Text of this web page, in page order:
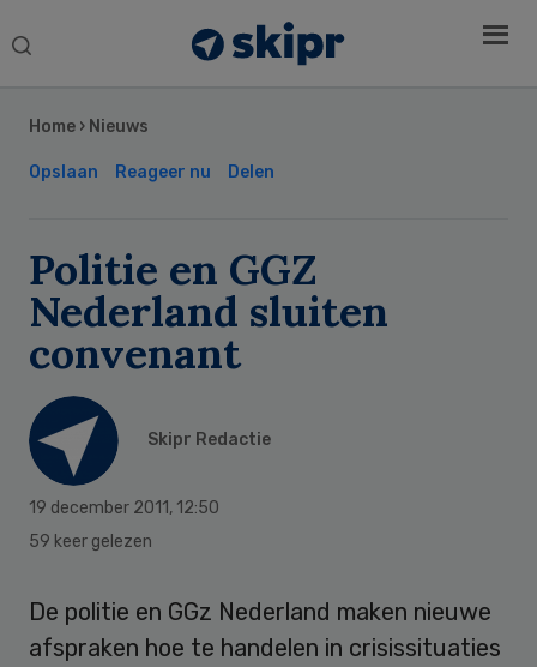
Search
Home › Nieuws
Opslaan Reageer nu Delen
Politie en GGZ
Nederland sluiten
convenant
Skipr Redactie
19 december 2011, 12:50
59 keer gelezen
De politie en GGz Nederland maken nieuwe
afspraken hoe te handelen in crisissituaties
Sidebar